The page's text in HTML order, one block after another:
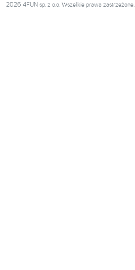
2026 4FUN sp. z o.o. Wszelkie prawa zastrzeżone.